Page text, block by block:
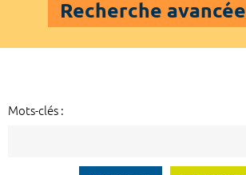
Recherche avancée
Mots-clés :